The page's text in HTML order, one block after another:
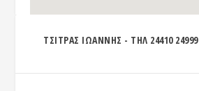
ΤΣΙΤΡΑΣ ΙΩΑΝΝΗΣ - ΤΗΛ 24410 24999